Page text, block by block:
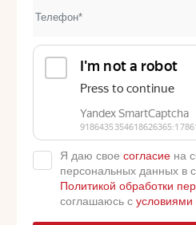
Я даю свое согласие на
персональных данных в
Политикой обработки
соглашаюсь с условиями